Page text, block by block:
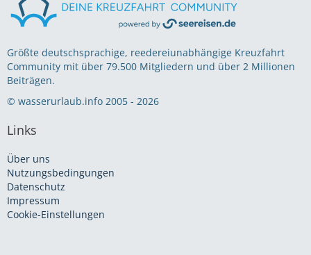
Größte deutschsprachige, reedereiunabhängige Kreuzfahrt
Community mit über 79.500 Mitgliedern und über 2 Millionen
Beiträgen.
© wasserurlaub.info 2005 - 2026
Links
Über uns
Nutzungsbedingungen
Datenschutz
Impressum
Cookie-Einstellungen